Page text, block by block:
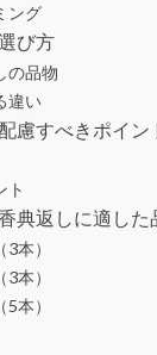
ング
び方
の品物
違い
慮すべきポイン
ト
典返しに適した
本）
本）
本）